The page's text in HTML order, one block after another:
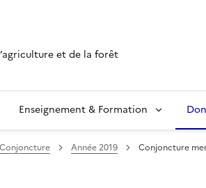
et de la forêt
Enseignement & Formation
Conjoncture Année 2019 Conjoncture